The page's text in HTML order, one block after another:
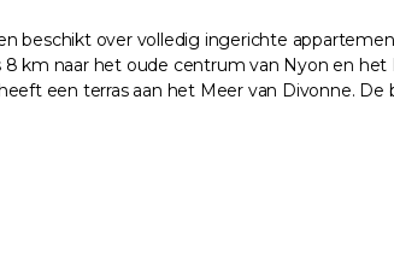
beschikt over volledig ingerichte
km naar het oude centrum van Nyon en
een terras aan het Meer van Divonne. De